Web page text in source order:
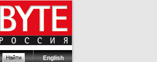
English